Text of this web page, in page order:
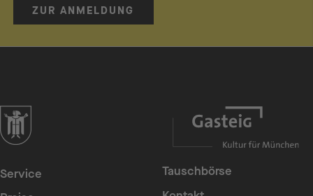
ZUR ANMELDUNG
zur Website der Landeshauptstadt München
Service
Tauschbörse